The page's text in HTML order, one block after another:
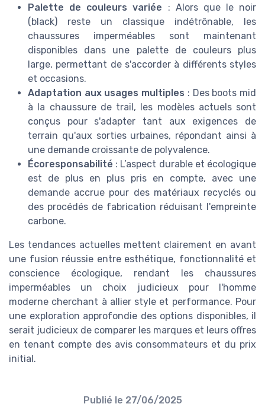
Palette de couleurs variée : Alors que le noir
(black) reste un classique indétrônable, les
chaussures imperméables sont maintenant
disponibles dans une palette de couleurs plus
large, permettant de s'accorder à différents styles
et occasions.
Adaptation aux usages multiples : Des boots mid
à la chaussure de trail, les modèles actuels sont
conçus pour s'adapter tant aux exigences de
terrain qu'aux sorties urbaines, répondant ainsi à
une demande croissante de polyvalence.
Écoresponsabilité : L’aspect durable et écologique
est de plus en plus pris en compte, avec une
demande accrue pour des matériaux recyclés ou
des procédés de fabrication réduisant l'empreinte
carbone.
Les tendances actuelles mettent clairement en avant
une fusion réussie entre esthétique, fonctionnalité et
conscience écologique, rendant les chaussures
imperméables un choix judicieux pour l'homme
moderne cherchant à allier style et performance. Pour
une exploration approfondie des options disponibles, il
serait judicieux de comparer les marques et leurs offres
en tenant compte des avis consommateurs et du prix
initial.
Publié le 27/06/2025